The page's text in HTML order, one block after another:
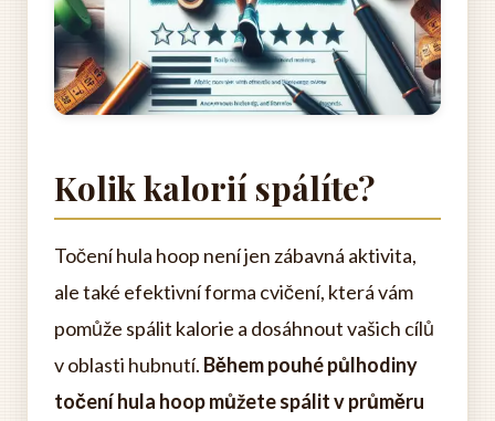
Kolik kalorií spálíte?
Točení hula hoop není jen zábavná aktivita,
ale také efektivní forma cvičení, která vám
pomůže spálit kalorie a dosáhnout vašich cílů
v oblasti hubnutí. Během pouhé půlhodiny
točení hula hoop můžete spálit v průměru